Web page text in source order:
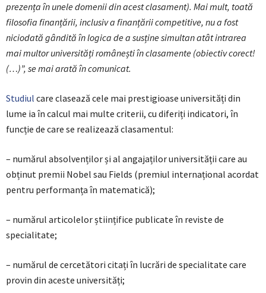
prezența în unele domenii din acest clasament). Mai mult, toată
filosofia finanțării, inclusiv a finanțării competitive, nu a fost
niciodată gândită în logica de a susține simultan atât intrarea
mai multor universități românești în clasamente (obiectiv corect!
(…)”, se mai arată în comunicat.
Studiul care clasează cele mai prestigioase universități din
lume ia în calcul mai multe criterii, cu diferiți indicatori, în
funcție de care se realizează clasamentul:
– numărul absolvenților și al angajaților universității care au
obținut premii Nobel sau Fields (premiul internațional acordat
pentru performanța în matematică);
– numărul articolelor științifice publicate în reviste de
specialitate;
– numărul de cercetători citați în lucrări de specialitate care
provin din aceste universități;